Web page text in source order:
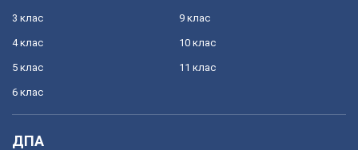
3 клас
4 клас
5 клас
6 клас
9 клас
10 клас
11 клас
ДПА